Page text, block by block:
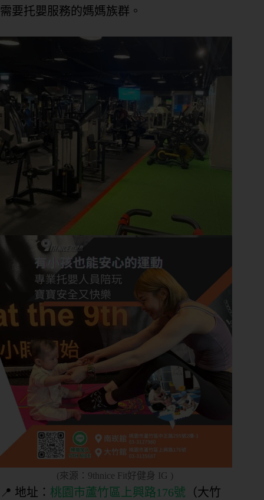
需要托嬰服務的媽媽族群。
(來源：9thnice Fit好健身 IG )
📍 地址： 桃園市蘆竹區上興路176號 （大竹